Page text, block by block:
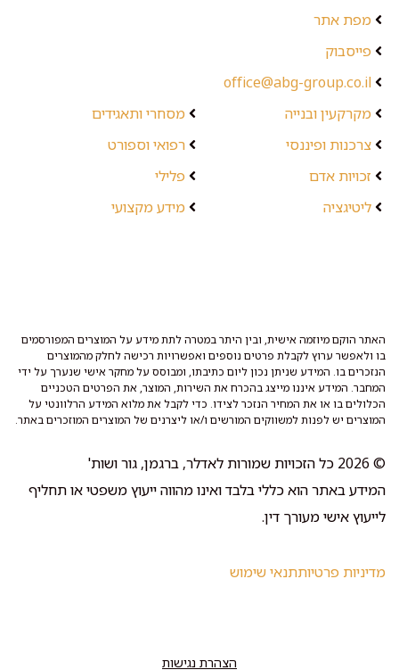
מפת אתר
פייסבוק
office@abg-group.co.il
מקרקעין ובנייה
צרכנות ופיננסי
זכויות אדם
ליטיגציה
מסחרי ותאגידים
רפואי וספורט
פלילי
מידע מקצועי
האתר הוקם מיוזמה אישית, ובין היתר במטרה לתת מידע על המוצרים המפורסמים
בו ולאפשר ערוץ לקבלת פרטים נוספים ואפשרויות רכישה לחלק מהמוצרים
הנזכרים בו. המידע שניתן נכון ליום כתיבתו, ומבוסס על מחקר אישי שנערך על ידי
המחבר. המידע איננו מייצג בהכרח את השירות, המוצר, את הפרטים הטכניים
הכלולים בו או את המחיר הנזכר לצידו. כדי לקבל את מלוא המידע הרלוונטי על
המוצרים יש לפנות למשווקים המורשים ו/או ליצרנים של המוצרים המוזכרים באתר.
© 2026 כל הזכויות שמורות לאדלר, ברגמן, גור ושות'
המידע באתר הוא כללי בלבד ואינו מהווה ייעוץ משפטי או תחליף
לייעוץ אישי מעורך דין.
מדיניות פרטיותתנאי שימוש
הצהרת נגישות